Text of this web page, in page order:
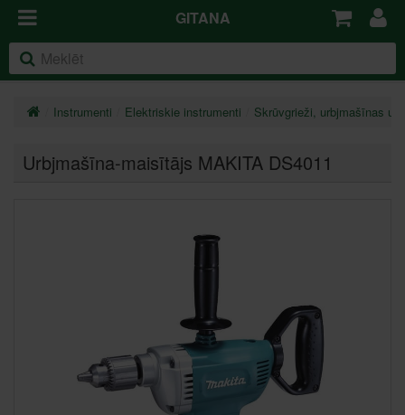
GITANA
Instrumenti Elektriskie instrumenti Skrūvgrieži, urbjmašīnas
Urbjmašīna-maisītājs MAKITA DS4011